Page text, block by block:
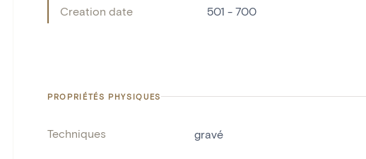
Creation date
501 - 700
PROPRIÉTÉS PHYSIQUES
Techniques gravé